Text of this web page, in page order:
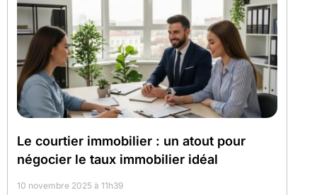
Le courtier immobilier : un atout pour
négocier le taux immobilier idéal
10 novembre 2025 à 11h39